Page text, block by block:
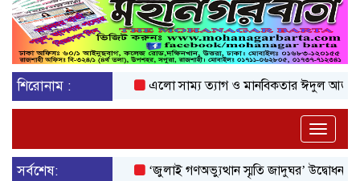
শিরোনাম : এলো সাম্য ত্যাগ ও মানবিকতার ঈদুল আজহা
Toggle
সর্বশেষ:
‘জুলাই গণঅভ্যুত্থান স্মৃতি জাদুঘর’ উদ্বোধন করলেন